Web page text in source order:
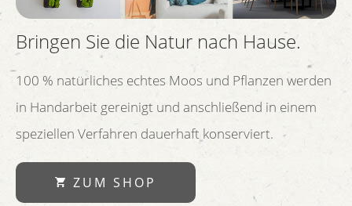
Bringen Sie die Natur nach Hause.
100 % natürliches echtes Moos und Pflanzen werden
in Handarbeit gereinigt und anschließend in einem
speziellen Verfahren dauerhaft konserviert.
ZUM SHOP